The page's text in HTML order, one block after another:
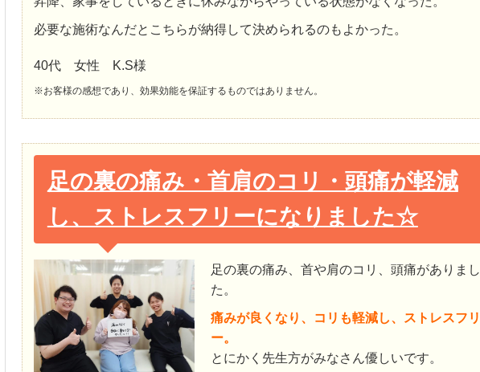
必要な施術なんだとこちらが納得して決められるのもよかった。
40代 女性 K.S様
※お客様の感想であり、効果効能を保証するものではありません。
足の裏の痛み・首肩のコリ・頭痛が軽減
し、ストレスフリーになりました☆
足の裏の痛み、首や肩のコリ、頭痛がありまし
た。
痛みが良くなり、コリも軽減し、ストレスフリ
ー。
とにかく先生方がみなさん優しいです。